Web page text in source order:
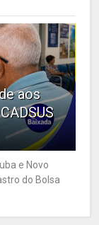
aos
e Novo
do Bolsa